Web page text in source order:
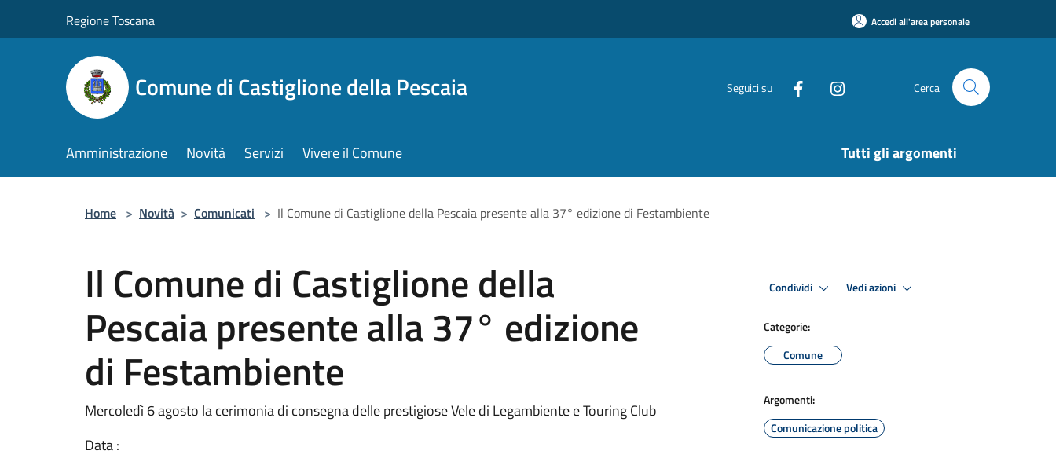
Regione Toscana Accedi all'area personale
Comune di Castiglione della Pescaia Seguici su Cerca
Amministrazione Novità Servizi Vivere il Comune Tutti gli argomenti
Home > Novità > Comunicati > Il Comune di Castiglione della Pescaia presente alla 37° edizione di Festambiente
Il Comune di Castiglione della
Pescaia presente alla 37° edizione
di Festambiente
Mercoledì 6 agosto la cerimonia di consegna delle prestigiose Vele di Legambiente e Touring Club
Data :
Condividi Vedi azioni
Categorie:
Comune
Argomenti:
Comunicazione politica